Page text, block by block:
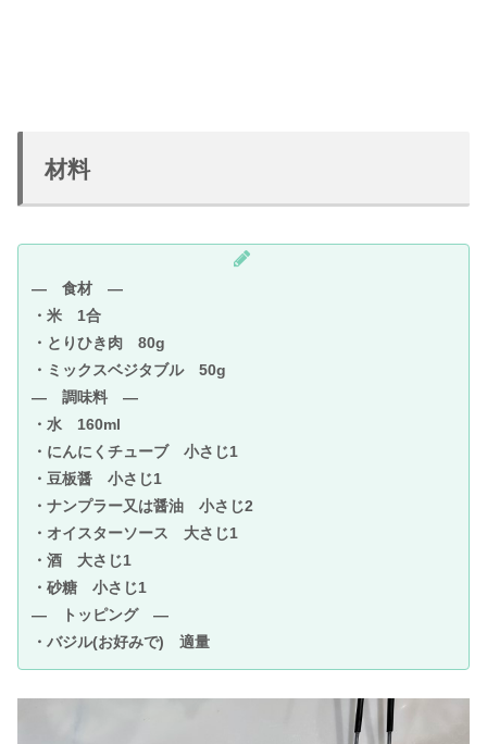
材料
― 食材 ―
・米 1合
・とりひき肉 80g
・ミックスベジタブル 50g
― 調味料 ―
・水 160ml
・にんにくチューブ 小さじ1
・豆板醤 小さじ1
・ナンプラー又は醤油 小さじ2
・オイスターソース 大さじ1
・酒 大さじ1
・砂糖 小さじ1
― トッピング ―
・バジル(お好みで) 適量